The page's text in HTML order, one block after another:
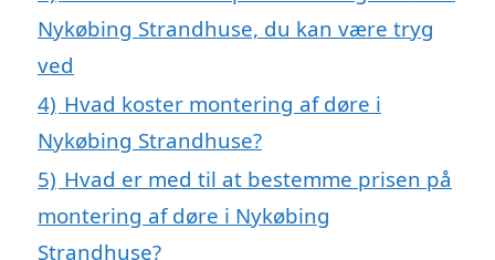
Nykøbing Strandhuse, du kan være tryg
ved
4) Hvad koster montering af døre i
Nykøbing Strandhuse?
5) Hvad er med til at bestemme prisen på
montering af døre i Nykøbing
Strandhuse?